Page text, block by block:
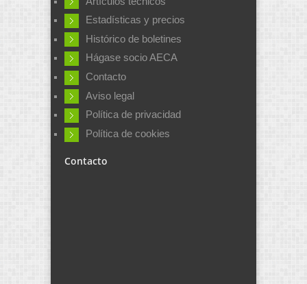
Estadísticas y precios
Histórico de boletines
Hágase socio AECA
Contacto
Aviso legal
Política de privacidad
Política de cookies
Contacto